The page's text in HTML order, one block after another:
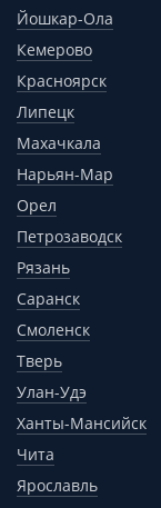
Йошкар-Ола
Кемерово
Красноярск
Липецк
Махачкала
Нарьян-Мар
Орел
Петрозаводск
Рязань
Саранск
Смоленск
Тверь
Улан-Удэ
Ханты-Мансийск
Чита
Ярославль